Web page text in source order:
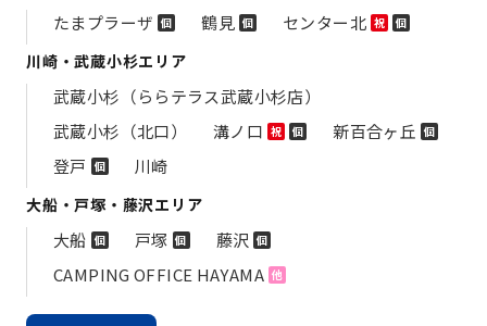
たまプラーザ 個 鶴見 個 センター北 祝 個
川崎・武蔵小杉エリア
武蔵小杉（ららテラス武蔵小杉店）
武蔵小杉（北口）
溝ノ口 祝 個 新百合ヶ丘 個
登戸 個 川崎
大船・戸塚・藤沢エリア
大船 個 戸塚 個 藤沢 個
CAMPING OFFICE HAYAMA 他